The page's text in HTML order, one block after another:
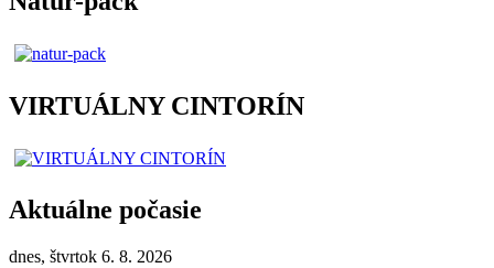
VIRTUÁLNY CINTORÍN
Aktuálne počasie
dnes, štvrtok 6. 8. 2026